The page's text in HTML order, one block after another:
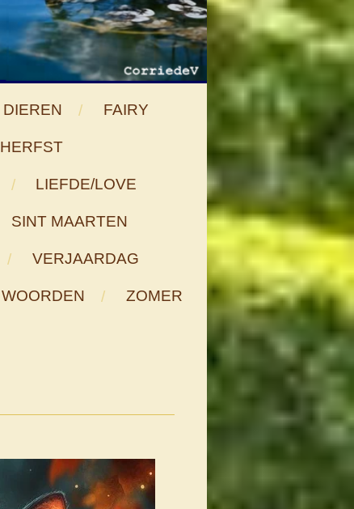
DIEREN FAIRY
HERFST
LIEFDE/LOVE
SINT MAARTEN
VERJAARDAG
WOORDEN ZOMER